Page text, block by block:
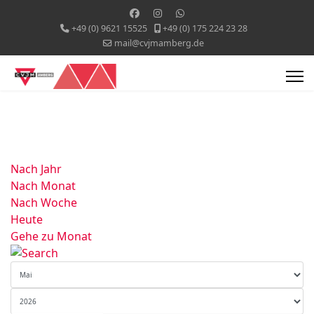
+49 (0) 9621 15525
+49 (0) 175 224 23 28
mail@cvjmamberg.de
Nach Jahr
Nach Monat
Nach Woche
Heute
Gehe zu Monat